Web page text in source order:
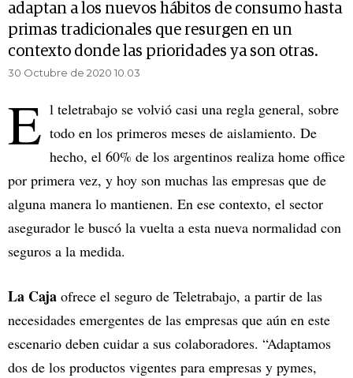
adaptan a los nuevos hábitos de consumo hasta
primas tradicionales que resurgen en un
contexto donde las prioridades ya son otras.
30 Octubre de 2020 10.03
E l teletrabajo se volvió casi una regla general, sobre
todo en los primeros meses de aislamiento. De
hecho, el 60% de los argentinos realiza home office
por primera vez, y hoy son muchas las empresas que de
alguna manera lo mantienen. En ese contexto, el sector
asegurador le buscó la vuelta a esta nueva normalidad con
seguros a la medida.
La Caja ofrece el seguro de Teletrabajo, a partir de las
necesidades emergentes de las empresas que aún en este
escenario deben cuidar a sus colaboradores. “Adaptamos
dos de los productos vigentes para empresas y pymes,